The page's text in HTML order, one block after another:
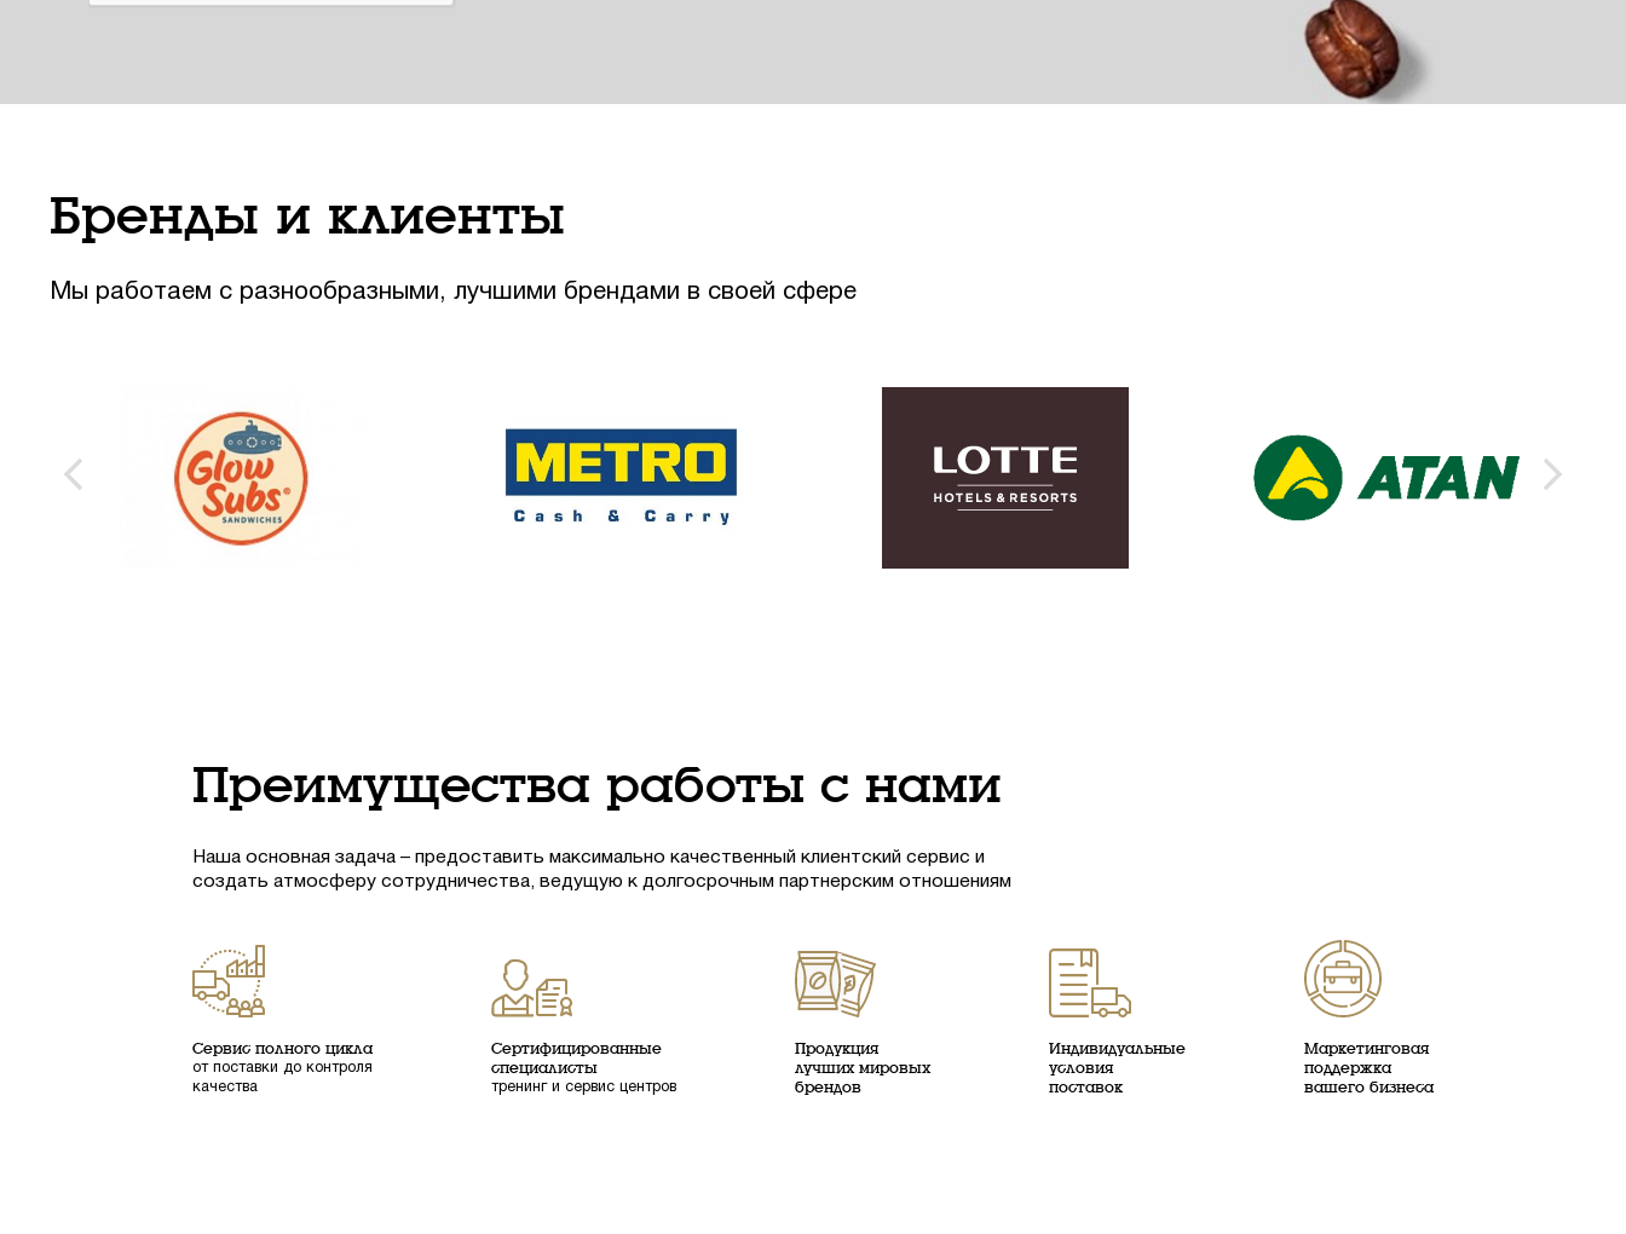
Бренды и клиенты
Мы работаем с разнообразными, лучшими брендами в своей сфере
Преимущества работы с нами
Наша основная задача – предоставить максимально качественный клиентский сервис и
создать атмосферу сотрудничества, ведущую к долгосрочным партнерским отношениям
Сервис полного цикла
от поставки до контроля
качества
Сертифицированные
специалисты
тренинг и сервис центров
Продукция
лучших мировых
брендов
Индивидуальные
условия
поставок
Маркетинговая
поддержка
вашего бизнеса